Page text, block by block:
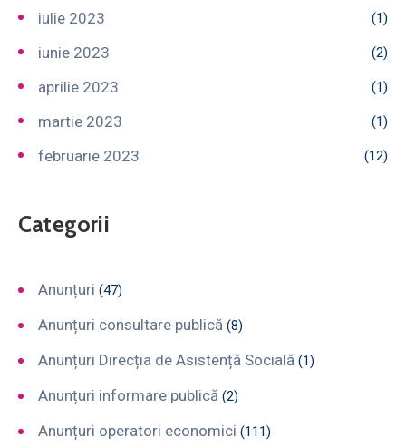
iulie 2023 (1)
iunie 2023 (2)
aprilie 2023 (1)
martie 2023 (1)
februarie 2023 (12)
Categorii
Anunțuri (47)
Anunțuri consultare publică (8)
Anunțuri Direcția de Asistență Socială (1)
Anunțuri informare publică (2)
Anunțuri operatori economici (111)